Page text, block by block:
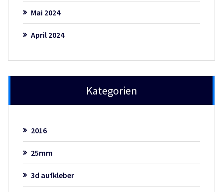
Mai 2024
April 2024
Kategorien
2016
25mm
3d aufkleber